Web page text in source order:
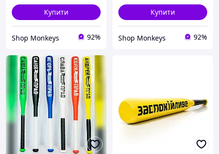
Купити
Shop Monkeys 92%
Купити
Shop Monkeys 92%